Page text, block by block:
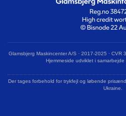
Glamsbjerg Maskincenter A/S · 2017-2025 · CVR
Hjemmeside udviklet i
Der tages forbehold for trykfejl og løbende
Ukraine.